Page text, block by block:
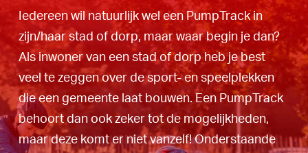
Iedereen wil natuurlijk wel een PumpTrack in
zijn/haar stad of dorp, maar waar begin je dan?
Als inwoner van een stad of dorp heb je best
veel te zeggen over de sport- en speelplekken
die een gemeente laat bouwen. Een PumpTrack
behoort dan ook zeker tot de mogelijkheden,
maar deze komt er niet vanzelf! Onderstaande